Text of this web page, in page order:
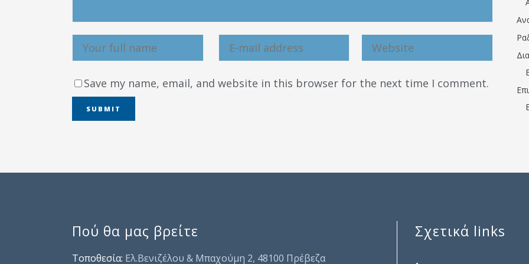
Save my name, email, and website in this browser for the next time I comment.
Πού θα μας βρείτε
Τοποθεσία: Ελ.Βενιζέλου & Μπαχούμη 2, 48100 Πρέβεζα
Σχετικά links
.